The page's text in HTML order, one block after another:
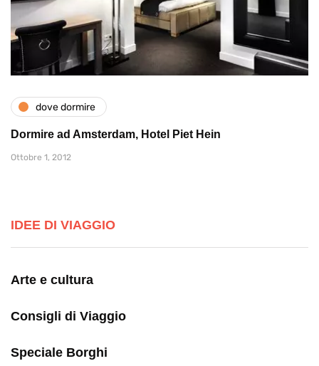
dove dormire
Dormire ad Amsterdam, Hotel Piet Hein
Ottobre 1, 2012
IDEE DI VIAGGIO
Arte e cultura
Consigli di Viaggio
Speciale Borghi